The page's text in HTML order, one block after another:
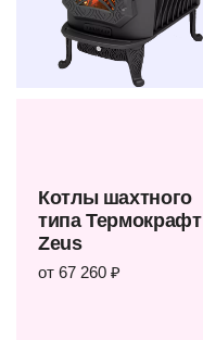
Котлы шахтного
типа Термокрафт
Zeus
от 67 260 ₽